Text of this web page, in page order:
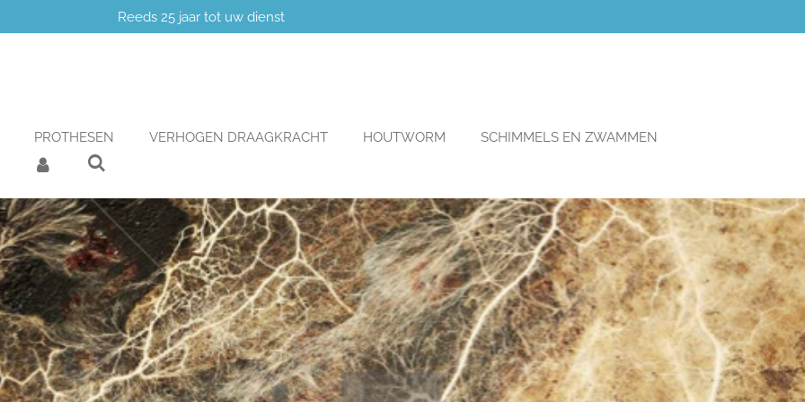
Reeds 25 jaar tot uw dienst
PROTHESEN VERHOGEN DRAAGKRACHT HOUTWORM
SCHIMMELS EN ZWAMMEN